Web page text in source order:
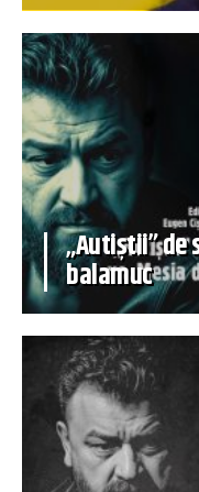
„Autiștii” de
balamuc